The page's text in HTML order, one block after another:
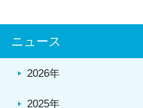
ニュース
2026年
2025年